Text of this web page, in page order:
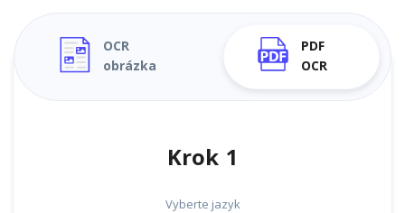
OCR
obrázka
PDF
OCR
Krok 1
Vyberte jazyk